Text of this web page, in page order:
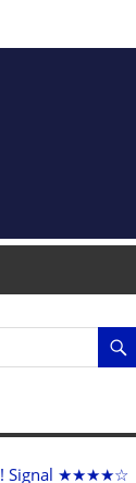
Signal ★★★★☆